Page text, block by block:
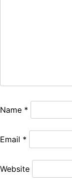
Name *
Email *
Website